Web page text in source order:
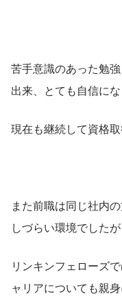
苦手意識のあった勉
出来、とても自信にな
現在も継続して資格
また前職は同じ社内
しづらい環境でしたが
リンキンフェローズ
ャリアについても親